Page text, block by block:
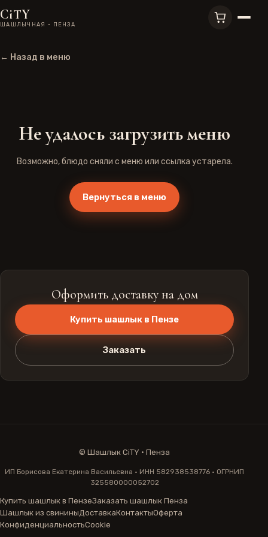
CiTY
ШАШЛЫЧНАЯ · ПЕНЗА
← Назад в меню
Не удалось загрузить меню
Возможно, блюдо сняли с меню или ссылка устарела.
Вернуться в меню
Оформить доставку на дом
Купить шашлык в Пензе
Заказать
© Шашлык CiTY · Пенза
ИП Борисова Екатерина Васильевна · ИНН 582938538776 · ОГРНИП
325580000052702
Купить шашлык в ПензеЗаказать шашлык Пенза
Шашлык из свининыДоставкаКонтактыОферта
КонфиденциальностьCookie